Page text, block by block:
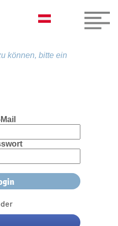
können, bitte ein